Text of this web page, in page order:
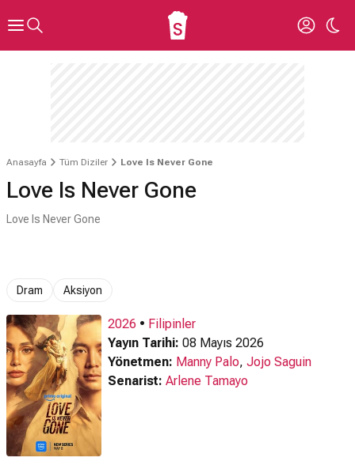
Anasayfa Tüm Diziler Love Is Never Gone
Love Is Never Gone
Love Is Never Gone
Dram Aksiyon
2026 • Filipinler
Yayın Tarihi: 08 Mayıs 2026
Yönetmen: Manny Palo, Jojo Saguin
Senarist: Arlene Tamayo